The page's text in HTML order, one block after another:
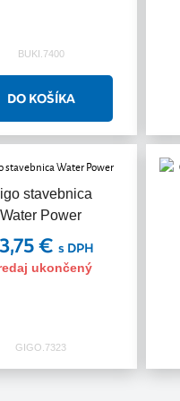
BUKI.7400
stavebnica
Water Power
€s DPH
ukončený
GIGO.7323